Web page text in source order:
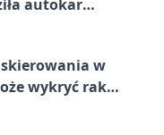
autokar
w
wykryć raka,